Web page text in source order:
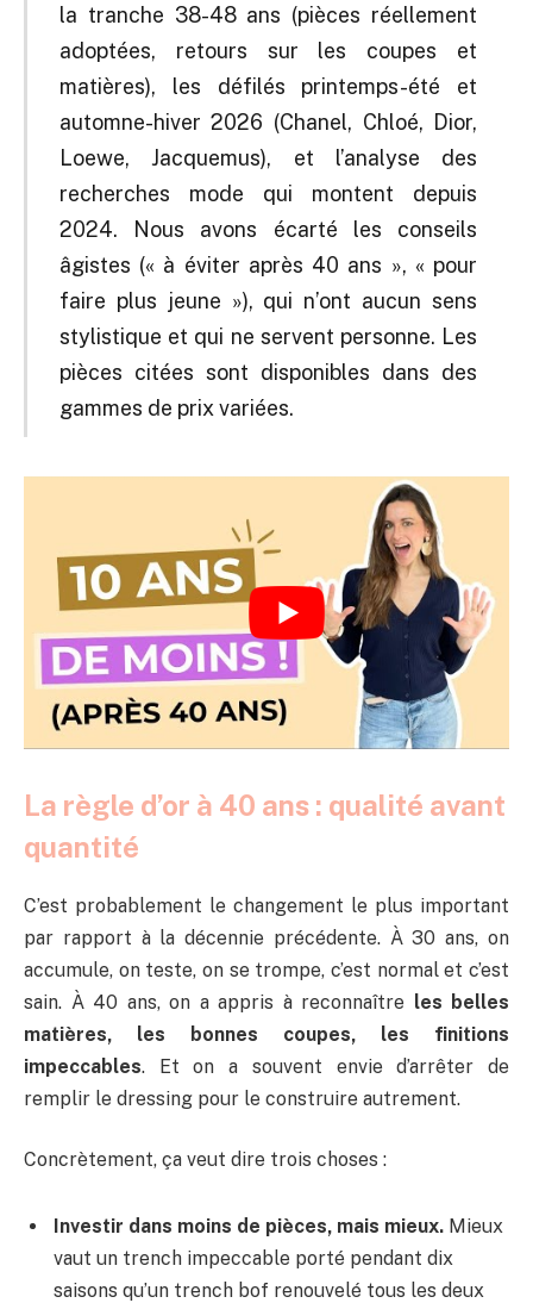
la tranche 38-48 ans (pièces réellement
adoptées, retours sur les coupes et
matières), les défilés printemps-été et
automne-hiver 2026 (Chanel, Chloé, Dior,
Loewe, Jacquemus), et l’analyse des
recherches mode qui montent depuis
2024. Nous avons écarté les conseils
âgistes (« à éviter après 40 ans », « pour
faire plus jeune »), qui n’ont aucun sens
stylistique et qui ne servent personne. Les
pièces citées sont disponibles dans des
gammes de prix variées.
La règle d’or à 40 ans : qualité avant
quantité
C’est probablement le changement le plus important
par rapport à la décennie précédente. À 30 ans, on
accumule, on teste, on se trompe, c’est normal et c’est
sain. À 40 ans, on a appris à reconnaître les belles
matières, les bonnes coupes, les finitions
impeccables. Et on a souvent envie d’arrêter de
remplir le dressing pour le construire autrement.
Concrètement, ça veut dire trois choses :
Investir dans moins de pièces, mais mieux. Mieux
vaut un trench impeccable porté pendant dix
saisons qu’un trench bof renouvelé tous les deux